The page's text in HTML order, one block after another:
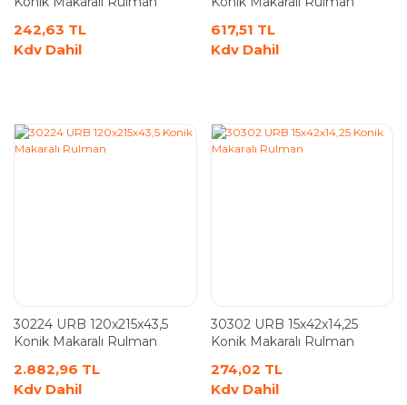
242,63 TL
Kdv Dahil
617,51 TL
Kdv Dahil
30224 URB 120x215x43,5
Konik Makaralı Rulman
2.882,96 TL
Kdv Dahil
30302 URB 15x42x14,25
Konik Makaralı Rulman
274,02 TL
Kdv Dahil